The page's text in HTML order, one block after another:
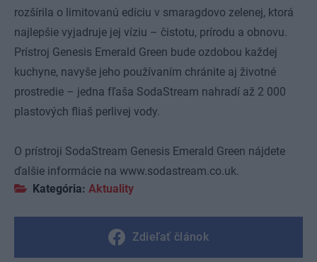
rozšírila o limitovanú edíciu v smaragdovo zelenej, ktorá
najlepšie vyjadruje jej víziu – čistotu, prírodu a obnovu.
Prístroj Genesis Emerald Green bude ozdobou každej
kuchyne, navyše jeho používaním chránite aj životné
prostredie – jedna fľaša SodaStream nahradí až 2 000
plastových fliaš perlivej vody.
O prístroji SodaStream Genesis Emerald Green nájdete
ďalšie informácie na www.sodastream.co.uk.
Kategória: Aktuality
Zdieľať článok